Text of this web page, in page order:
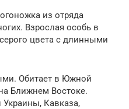
из отряда
Взрослая особь в
цвета с длинными
Обитает в Южной
Ближнем Востоке.
Украины, Кавказа,